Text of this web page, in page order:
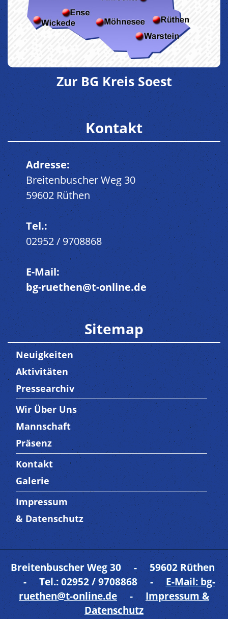
Zur BG Kreis Soest
Kontakt
Adresse:
Breitenbuscher Weg 30
59602 Rüthen
Tel.:
02952 / 9708868
E-Mail:
bg-ruethen@t-online.de
Sitemap
Neuigkeiten
Aktivitäten
Pressearchiv
Trenner3
Wir Über Uns
Mannschaft
Präsenz
Trenner4
Kontakt
Galerie
Trenner 5
Impressum
& Datenschutz
Breitenbuscher Weg 30 - 59602 Rüthen
- Tel.: 02952 / 9708868 - E-Mail: bg-
ruethen@t-online.de- Impressum &
Datenschutz